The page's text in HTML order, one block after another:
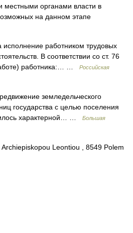
местными органами власти в
на данном этапе
работником трудовых
В соответствии со ст. 76
работника:… …
Российская
земледельческого
государства с целью поселения
характерной… …
Большая
Leontiou , 8549 Polem